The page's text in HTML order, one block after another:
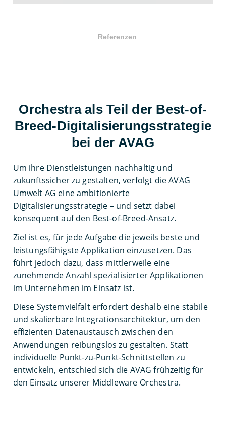
Referenzen
Orchestra als Teil der Best-of-
Breed-Digitalisierungsstrategie
bei der AVAG
Um ihre Dienstleistungen nachhaltig und
zukunftssicher zu gestalten, verfolgt die AVAG
Umwelt AG eine ambitionierte
Digitalisierungsstrategie – und setzt dabei
konsequent auf den Best-of-Breed-Ansatz.
Ziel ist es, für jede Aufgabe die jeweils beste und
leistungsfähigste Applikation einzusetzen. Das
führt jedoch dazu, dass mittlerweile eine
zunehmende Anzahl spezialisierter Applikationen
im Unternehmen im Einsatz ist.
Diese Systemvielfalt erfordert deshalb eine stabile
und skalierbare Integrationsarchitektur, um den
effizienten Datenaustausch zwischen den
Anwendungen reibungslos zu gestalten. Statt
individuelle Punkt-zu-Punkt-Schnittstellen zu
entwickeln, entschied sich die AVAG frühzeitig für
den Einsatz unserer Middleware Orchestra.